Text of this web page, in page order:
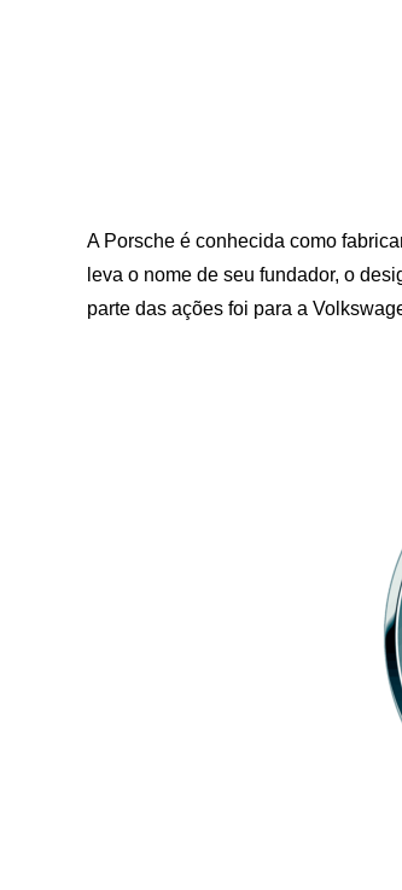
A Porsche é conhecida como
leva o nome de seu fundador, o
parte das ações foi para a